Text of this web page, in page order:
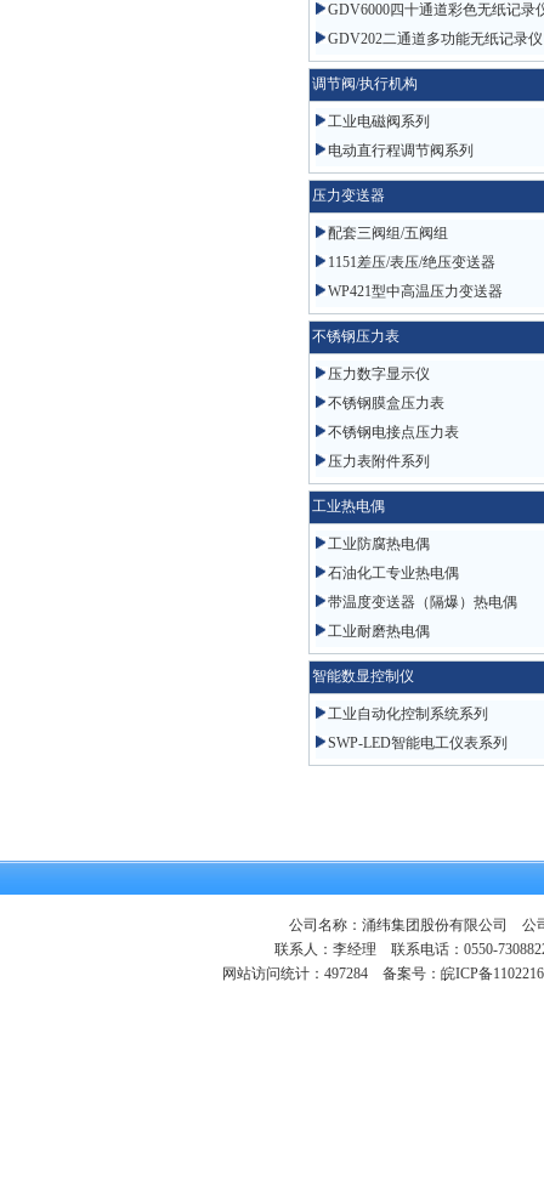
GDV6000四十通道彩色无纸记录
GDV202二通道多功能无纸记录仪
调节阀/执行机构
工业电磁阀系列
电动直行程调节阀系列
压力变送器
配套三阀组/五阀组
1151差压/表压/绝压变送器
WP421型中高温压力变送器
不锈钢压力表
压力数字显示仪
不锈钢膜盒压力表
不锈钢电接点压力表
压力表附件系列
工业热电偶
工业防腐热电偶
石油化工专业热电偶
带温度变送器（隔爆）热电偶
工业耐磨热电偶
智能数显控制仪
工业自动化控制系统系列
SWP-LED智能电工仪表系列
公司名称：涌纬集团股份有限公司 公
联系人：李经理 联系电话：0550-
网站访问统计：497284 备案号：皖ICP备